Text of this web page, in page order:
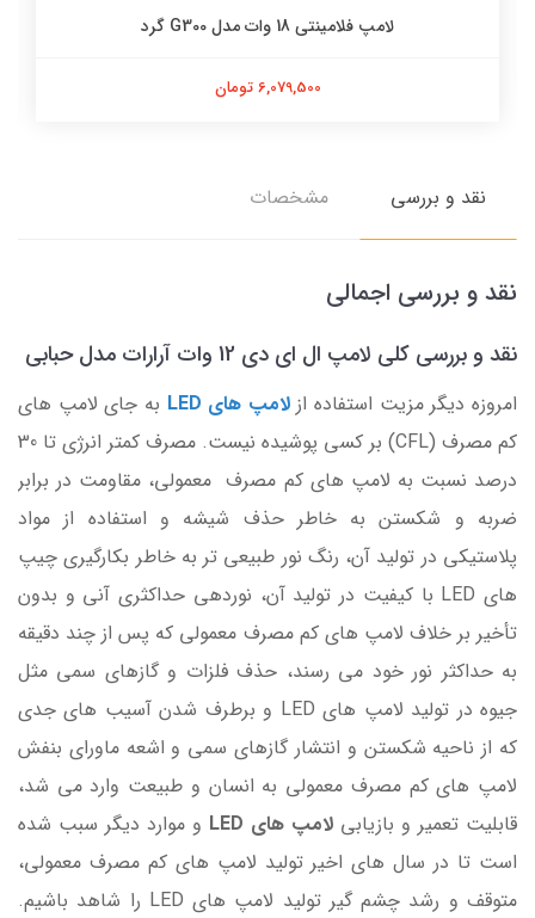
لامپ فلامینتی 18 وات مدل G300 گرد
6,079,500 تومان
نقد و بررسی مشخصات
نقد و بررسی اجمالی
نقد و بررسی کلی لامپ ال ای دی 12 وات آرارات مدل حبابی
امروزه دیگر مزیت استفاده ازلامپ های LED
به جای لامپ های
کم مصرف (CFL) بر کسی پوشیده نیست. مصرف کمتر انرژی تا 30
درصد نسبت به لامپ های کم مصرف معمولی، مقاومت در برابر
ضربه و شکستن به خاطر حذف شیشه و استفاده از مواد
پلاستیکی در تولید آن، رنگ نور طبیعی تر به خاطر بکارگیری چیپ
های LED با کیفیت در تولید آن، نوردهی حداکثری آنی و بدون
تأخیر بر خلاف لامپ های کم مصرف معمولی که پس از چند دقیقه
به حداکثر نور خود می رسند، حذف فلزات و گازهای سمی مثل
جیوه در تولید لامپ های LED و برطرف شدن آسیب های جدی
که از ناحیه شکستن و انتشار گازهای سمی و اشعه ماورای بنفش
لامپ های کم مصرف معمولی به انسان و طبیعت وارد می شد،
قابلیت تعمیر و بازیابی لامپ های LED
و موارد دیگر سبب شده
است تا در سال های اخیر تولید لامپ های کم مصرف معمولی،
متوقف و رشد چشم گیر تولید لامپ های LED را شاهد باشیم.